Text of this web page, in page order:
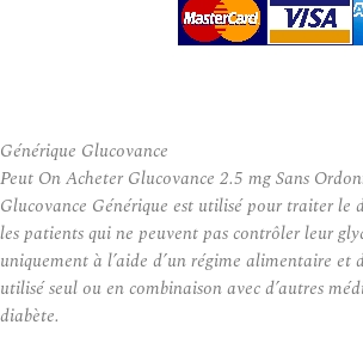
Générique Glucovance
Peut On Acheter Glucovance 2.5 mg Sans
Glucovance Générique est utilisé pour traiter le
les patients qui ne peuvent pas contrôler leur
uniquement à l’aide d’un régime alimentaire et
utilisé seul ou en combinaison avec d’autres
diabète.